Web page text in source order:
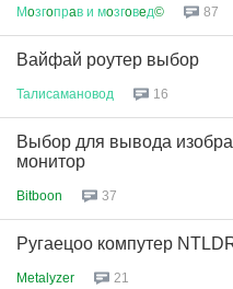
Мoзгoпрaв и мoзгoвeд© 87
Вайфай роутер выбор
Талисамановод 16
Выбор для вывода
монитор
Bitboon 37
Ругаецоо компутер
Metalyzer 21